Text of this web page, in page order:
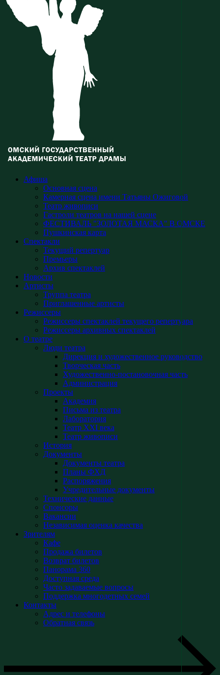
Афиша
Основная сцена
Камерная сцена имени Татьяны Ожиговой
Театр живописи
Гастроли театров на нашей сцене
ФЕСТИВАЛЬ "ЗОЛОТАЯ МАСКА" В ОМСКЕ
Пушкинская карта
Спектакли
Текущий репертуар
Премьеры
Архив спектаклей
Новости
Артисты
Труппа театра
Приглашенные артисты
Режиссеры
Режиссеры спектаклей текущего репертуара
Режиссеры архивных спектаклей
О театре
Люди театра
Дирекция и художественное руководство
Творческая часть
Художественно-постановочная часть
Администрация
Проекты
Академия
Письма из театра
Лаборатория
Театр XXI века
Театр живописи
История
Документы
Документы театра
Планы ФХД
Распоряжения
Учредительные документы
Технические данные
Спонсоры
Вакансии
Независимая оценка качества
Зрителям
Кафе
Продажа билетов
Возврат билетов
Панорама 360
Доступная среда
Часто задаваемые вопросы
Поддержка многодетных семей
Контакты
Адрес и телефоны
Обратная связь